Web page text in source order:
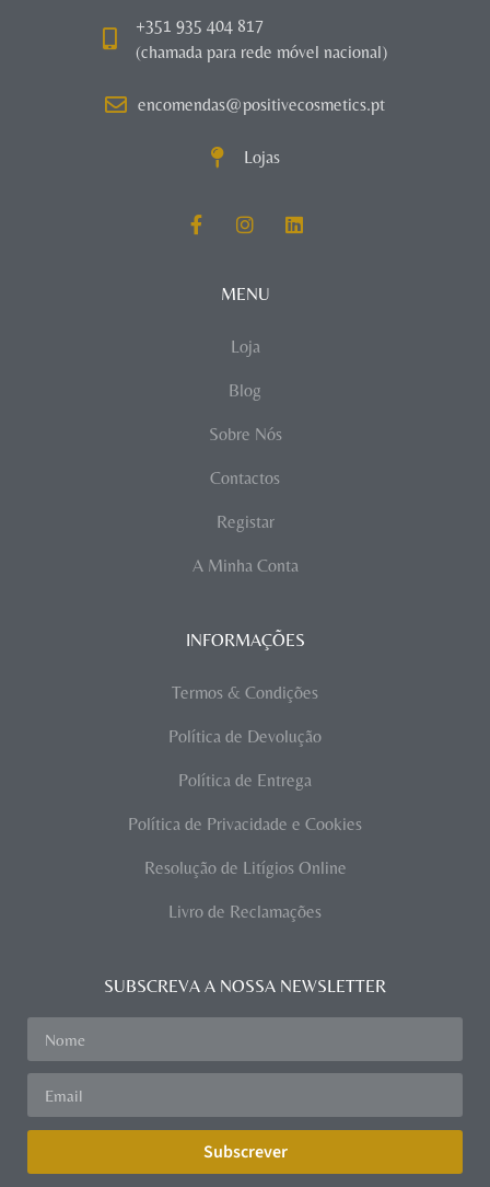
+351 935 404 817
(chamada para rede móvel nacional)
encomendas@positivecosmetics.pt
Lojas
MENU
Loja
Blog
Sobre Nós
Contactos
Registar
A Minha Conta
INFORMAÇÕES
Termos & Condições
Política de Devolução
Política de Entrega
Política de Privacidade e Cookies
Resolução de Litígios Online
Livro de Reclamações
SUBSCREVA A NOSSA NEWSLETTER
Subscrever